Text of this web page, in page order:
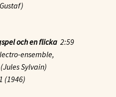
och en flicka2:59
ensemble,
Sylvain)
(1946)